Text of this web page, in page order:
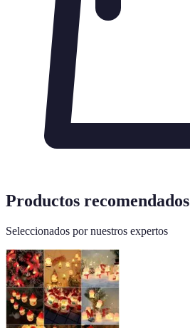
Productos recomendados
Seleccionados por nuestros expertos